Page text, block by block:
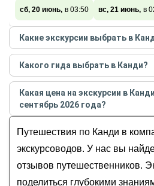
сб, 20 июнь, в 03:50 вс, 21 июнь, в
Какие экскурсии выбрать в
Самые популярные
сентябре 2026года:
Канди — королевство в
Какого гида выбрать в Канди?
Лучшие гидыв Кандипо
августе 2026 года:
Рифай
Оксана
Какая цена на экскурсии в
сентябрь 2026 года?
2026года от 380до 380 USD
Путешествия по Канди в
экскурсоводов. У нас вы
отзывов путешественников.
поделиться глубокими